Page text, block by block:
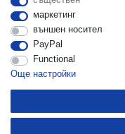
маркетинг
външен носител
PayPal
Functional
Още настройки